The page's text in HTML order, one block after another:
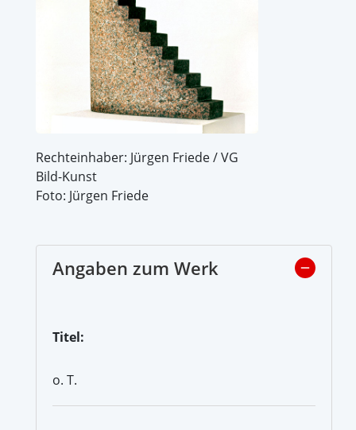
Rechteinhaber: Jürgen Friede / VG
Bild-Kunst
Foto: Jürgen Friede
Angaben zum Werk
Titel:
o. T.